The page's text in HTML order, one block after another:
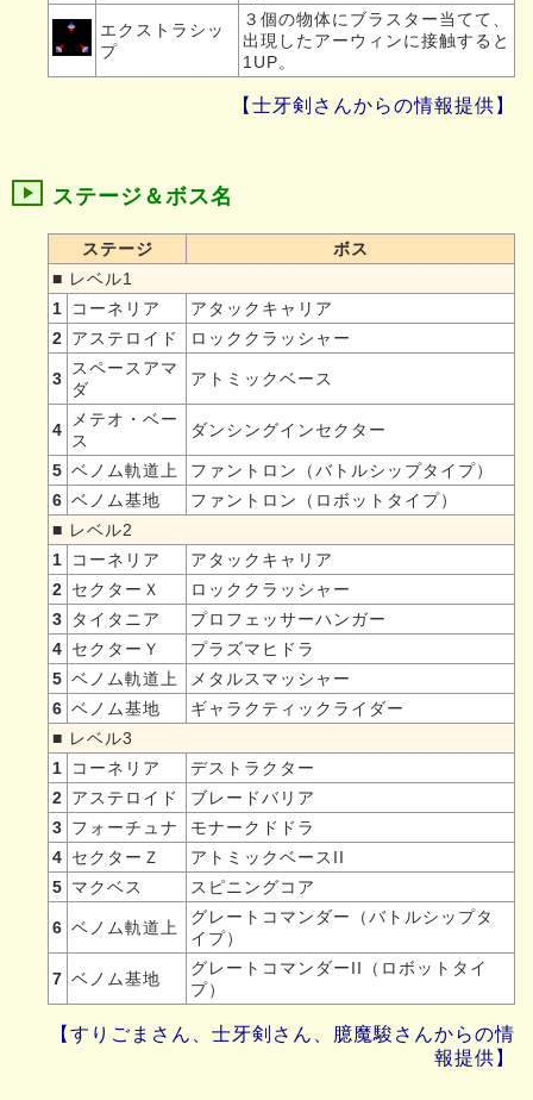
エクストラシッ
プ
３個の物体にブラスター当てて、
出現したアーウィンに接触すると
1UP。
【士牙剣さんからの情報提供】
ステージ＆ボス名
ステージ
ボス
■ レベル1
1
コーネリア
アタックキャリア
2 アステロイド ロッククラッシャー
3
スペースアマ
ダ
アトミックベース
4
メテオ・ベー
ス
ダンシングインセクター
5 ベノム軌道上
ファントロン（バトルシップタイプ）
6 ベノム基地
ファントロン（ロボットタイプ）
■ レベル2
1
コーネリア
アタックキャリア
2 セクターＸ
ロッククラッシャー
3
タイタニア
プロフェッサーハンガー
4 セクターＹ
プラズマヒドラ
5 ベノム軌道上
メタルスマッシャー
6 ベノム基地
ギャラクティックライダー
■ レベル3
1
コーネリア
デストラクター
2 アステロイド
ブレードバリア
3 フォーチュナ
モナークドドラ
4 セクターＺ
アトミックベースII
5 マクベス スピニングコア
6 ベノム軌道上
グレートコマンダー（バトルシップタ
イプ）
7 ベノム基地
グレートコマンダーII（ロボットタイ
プ）
【すりごまさん、士牙剣さん、臆魔駿さんからの情
報提供】